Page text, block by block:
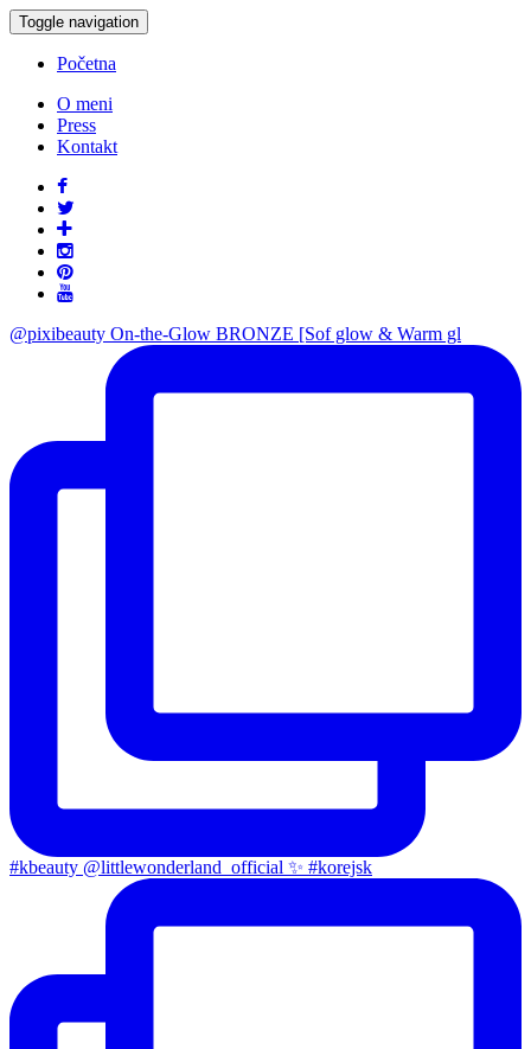
Toggle navigation
Početna
O meni
Press
Kontakt
@pixibeauty On-the-Glow BRONZE [Sof glow & Warm gl
#kbeauty @littlewonderland_official ✨ #korejsk